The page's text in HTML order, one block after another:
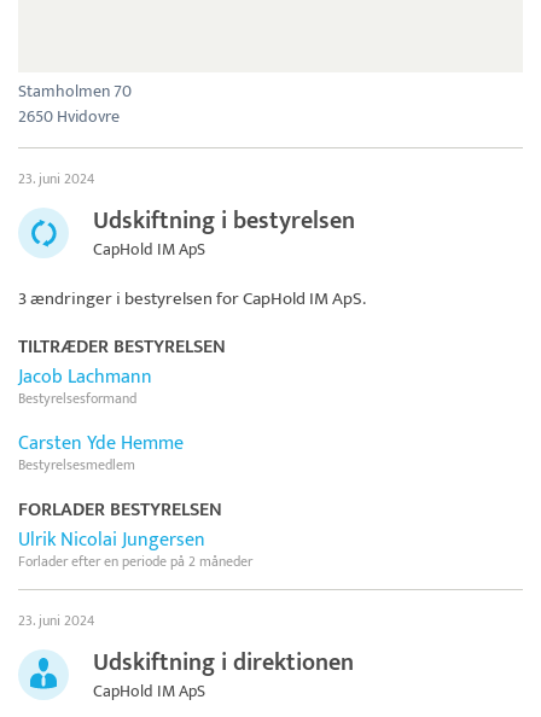
Stamholmen 70
2650 Hvidovre
23. juni 2024
Udskiftning i bestyrelsen
CapHold IM ApS
3 ændringer i bestyrelsen forCapHold IM ApS.
TILTRÆDER BESTYRELSEN
Jacob Lachmann
Bestyrelsesformand
Carsten Yde Hemme
Bestyrelsesmedlem
FORLADER BESTYRELSEN
Ulrik Nicolai Jungersen
Forlader efter en periode på 2 måneder
23. juni 2024
Udskiftning i direktionen
CapHold IM ApS